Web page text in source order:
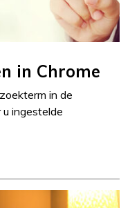
in Chrome
in de
ingestelde